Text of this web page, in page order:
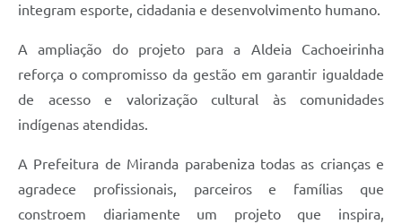
integram esporte, cidadania e desenvolvimento humano.
A ampliação do projeto para a Aldeia Cachoeirinha
reforça o compromisso da gestão em garantir igualdade
de acesso e valorização cultural às comunidades
indígenas atendidas.
A Prefeitura de Miranda parabeniza todas as crianças e
agradece profissionais, parceiros e famílias que
constroem diariamente um projeto que inspira,